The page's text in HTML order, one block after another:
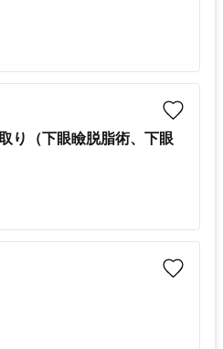
り（下眼瞼脱脂術、下眼